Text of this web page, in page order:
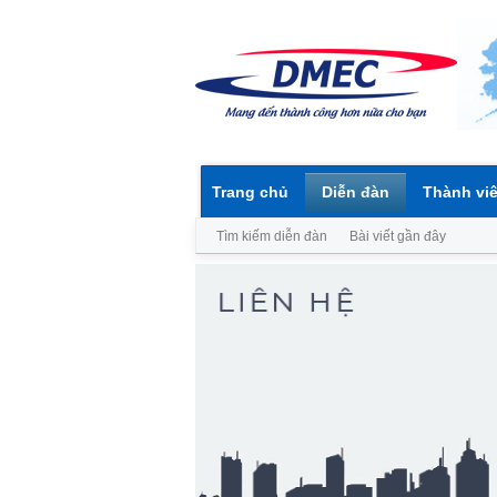
Trang chủ Diễn đàn
Tìm kiếm diễn đàn Bài viết gần đây
Thành